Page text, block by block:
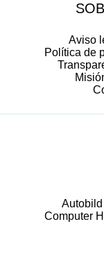
Aviso
Política de
Autobild
Computer